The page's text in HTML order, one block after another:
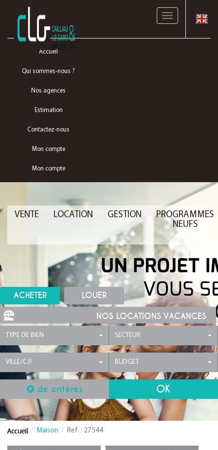
Toggle
Accueil
Qui sommes-nous ?
Nos agences
Estimation
Contactez-nous
Mon compte
Mon compte
VENTE LOCATION GESTION
PROGRAMMES
NEUFS
ACHETER LOUER
NOS LOCATIONS VACANCES
TYPE DE BIEN SECTEUR
VILLE/C.P. BUDGET
de critères
Maison Ref. : 27544